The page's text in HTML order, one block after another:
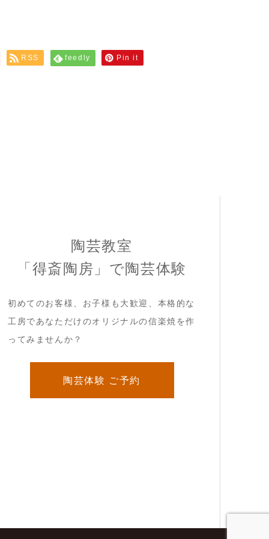
RSS feedly Pin it
陶芸教室
「得斎陶房」で陶芸体験
初めてのお客様、お子様も大歓迎、本格的な
工房であなただけのオリジナルの信楽焼を作
ってみませんか？
陶芸体験 ご予約